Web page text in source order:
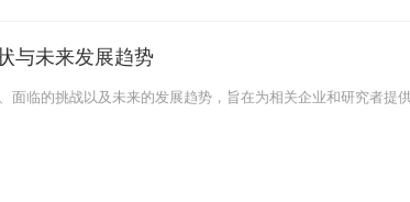
与未来发展趋势
面临的挑战以及未来的发展趋势，旨在为相关企业和研究者提